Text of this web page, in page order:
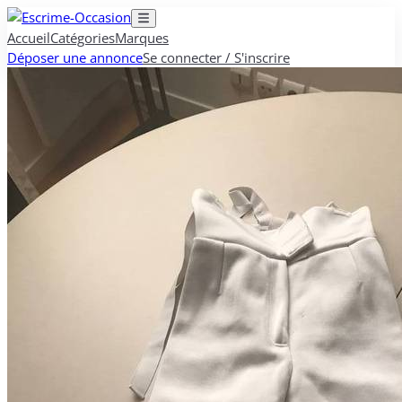
AccueilCatégoriesMarques
Déposer une annonceSe connecter / S'inscrire